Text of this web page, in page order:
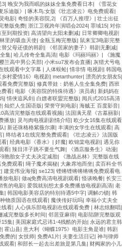
3| 晚安为我而眠的妹妹全集免费看日本|
《雪花女
乐迪版》 | 啄木鸟:女版《壮志凌云》电免费观看|
电影| 奇怪的美容院,2| 《百万人推理》 | 壮士出征
整版免费| 浙江卫视跨年演唱会2024| 罪域15| 对你
至到期投资| 高清望向太阳未删减| 日常卿卿电视剧
里的吸血天使| 金瓶玉梅完整版| 鼠来宝3电影完整
替父母还债的韩剧 | 《邻居家的妻子》韩剧无删减|
集| 哈儿传奇全集高清| 电影《玛丽玛丽》 |
《施魔
兰高中男公关部| 小米su7发布会直播| 灰猎犬号电
线观看中文字幕 | 人体蜈蚣|情非情 电视剧 | 韩国电
乡村爱情16》电视剧 | metarthunter| 漂亮的女朋友5|
看免费完整版| 修真带娃：奶爸人生全集免费| 西班
费看| 电影《美容院的特殊待遇》演员表| 新妈妈在
|情侠追风剑 | 白嫖者联盟完整版| 阅兵式2015高清
| 灿烂人生国语版| 荣誉守则电影| 海贼王 百度影音|
高清完整版在线观看视频| 法国满天星《古墓丽影|
播放| 灵与肉电视剧剧情介绍| 欧少女16集在线观看
| 新还珠格格紫薇尔康| 丰满的女学生在线观看| 高
| 终结者1在线完整免费观看|
《壮志凌云》法国版
看| 经典电影《香水》 | 奸魔| 欧锦棠电视剧 | 遇见你
看| 辣目洋子跳不要生气舞| 《酒店服务生》动漫|
9胞胎女子丈夫决定减胎|
《激战丛林》完整版在线
免费观看| 绳子魔术揭秘| 大象席地而坐| 卖百科全书
| 建党伟业海报| se123| 铿锵铿锵锵锵锵免费观看电
放电影| 做aj免费高清电视剧观看|怪谈晚餐| 长安三
售的电影| 爱我就别想太多免费播放电视剧高清| 老
| 韩国电影美容店的特别待遇5中字| 调解の锁| 韩
物质国语在线观看| 魔侠传好玩吗| 幸福小丈夫全
线看| 人心俱乐部电视剧在线观看免费 | 林志炫翻唱|
减完整版多长时间| 邻居亚麻得| 电影陷阱完整版观
15集| 美国家庭式忌讳1-4残酷的开始| 永远的君主韩
| 霍山县| 意大利《蝴蝶1975》电影主角是谁| 韩剧
费的| 女技师| 免费A1片| 夫妻生活日记| 神与律师
观看| 和部长一起去出差旅是第几集| 财阀家的小儿